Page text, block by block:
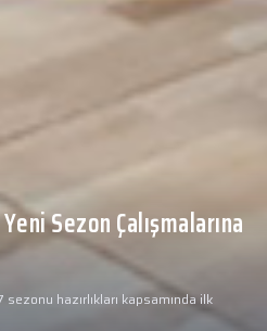
Sezon Çalışmalarına
hazırlıkları kapsamında ilk